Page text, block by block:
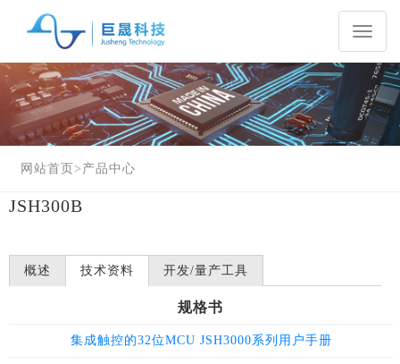
网站首页> 产品中心
JSH300B
概述 技术资料 开发/量产工具
规格书
集成触控的32位MCU JSH3000系列用户手册